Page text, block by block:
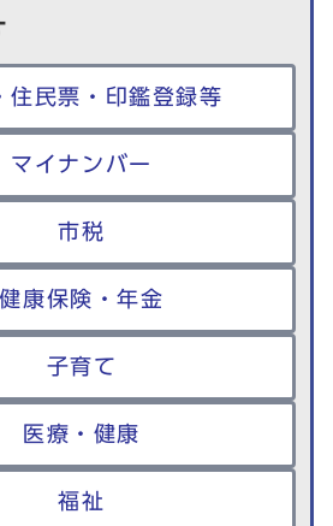
住民票・印鑑登録等
マイナンバー
市税
健康保険・年金
子育て
医療・健康
福祉